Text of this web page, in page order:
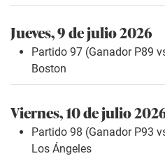
Jueves, 9 de julio 2026
Partido 97 (Ganador P89
Boston
Viernes, 10 de julio
Partido 98 (Ganador P93
Los Ángeles